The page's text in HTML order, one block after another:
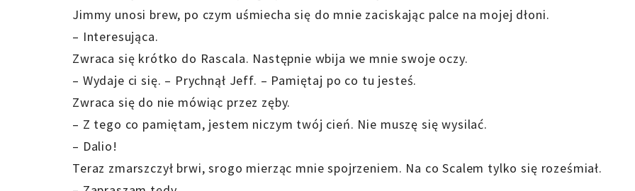
Jimmy unosi brew, po czym uśmiecha się do mnie zaciskając palce na mojej dłoni.
– Interesująca.
Zwraca się krótko do Rascala. Następnie wbija we mnie swoje oczy.
– Wydaje ci się. – Prychnął Jeff. – Pamiętaj po co tu jesteś.
Zwraca się do nie mówiąc przez zęby.
– Z tego co pamiętam, jestem niczym twój cień. Nie muszę się wysilać.
– Dalio!
Teraz zmarszczył brwi, srogo mierząc mnie spojrzeniem. Na co Scalem tylko się roześmiał.